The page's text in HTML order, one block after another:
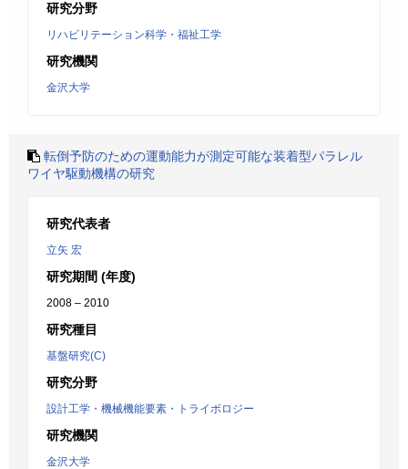
研究分野
リハビリテーション科学・福祉工学
研究機関
金沢大学
転倒予防のための運動能力が測定可能な装着型パラレル
ワイヤ駆動機構の研究
研究代表者
立矢 宏
研究期間 (年度)
2008 – 2010
研究種目
基盤研究(C)
研究分野
設計工学・機械機能要素・トライボロジー
研究機関
金沢大学